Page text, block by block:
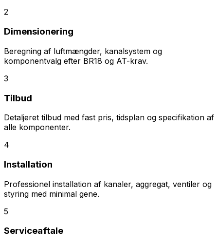
2
Dimensionering
Beregning af luftmængder, kanalsystem og
komponentvalg efter BR18 og AT-krav.
3
Tilbud
Detaljeret tilbud med fast pris, tidsplan og specifikation af
alle komponenter.
4
Installation
Professionel installation af kanaler, aggregat, ventiler og
styring med minimal gene.
5
Serviceaftale